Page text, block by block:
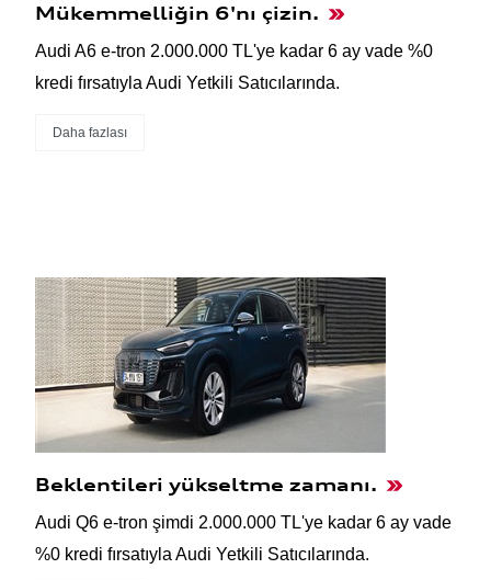
Mükemmelliğin 6'nı çizin.
Audi A6 e-tron 2.000.000 TL'ye kadar 6 ay vade %0
kredi fırsatıyla Audi Yetkili Satıcılarında.
Daha fazlası
Beklentileri yükseltme zamanı.
Audi Q6 e-tron şimdi 2.000.000 TL'ye kadar 6 ay vade
%0 kredi fırsatıyla Audi Yetkili Satıcılarında.